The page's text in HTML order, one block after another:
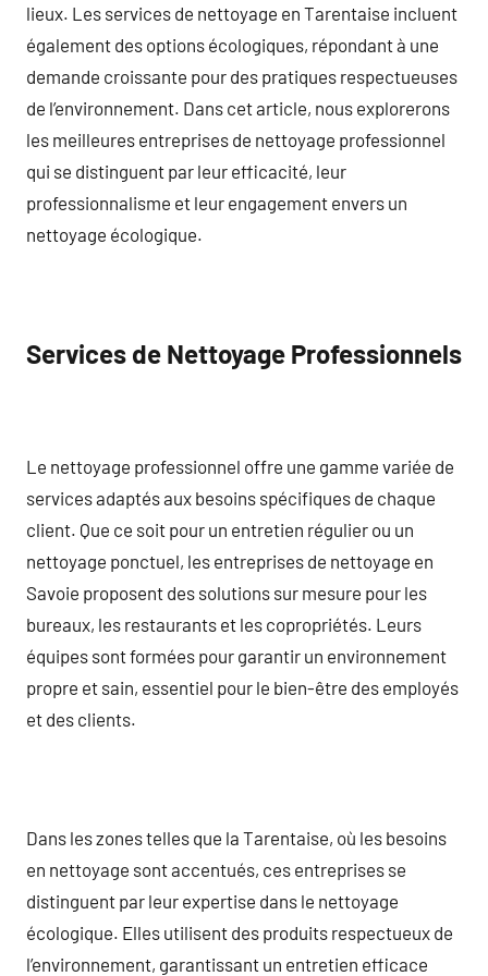
lieux. Les services de nettoyage en Tarentaise incluent
également des options écologiques, répondant à une
demande croissante pour des pratiques respectueuses
de l’environnement. Dans cet article, nous explorerons
les meilleures entreprises de nettoyage professionnel
qui se distinguent par leur efficacité, leur
professionnalisme et leur engagement envers un
nettoyage écologique.
Services de Nettoyage Professionnels
Le nettoyage professionnel offre une gamme variée de
services adaptés aux besoins spécifiques de chaque
client. Que ce soit pour un entretien régulier ou un
nettoyage ponctuel, les entreprises de nettoyage en
Savoie proposent des solutions sur mesure pour les
bureaux, les restaurants et les copropriétés. Leurs
équipes sont formées pour garantir un environnement
propre et sain, essentiel pour le bien-être des employés
et des clients.
Dans les zones telles que la Tarentaise, où les besoins
en nettoyage sont accentués, ces entreprises se
distinguent par leur expertise dans le nettoyage
écologique. Elles utilisent des produits respectueux de
l’environnement, garantissant un entretien efficace